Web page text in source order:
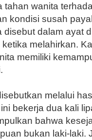
tahan wanita
kondisi susah
disebut dalam ayat
melahirkan.
memiliki
melalui
bekerja dua kali
bahwa
bukan laki-laki.